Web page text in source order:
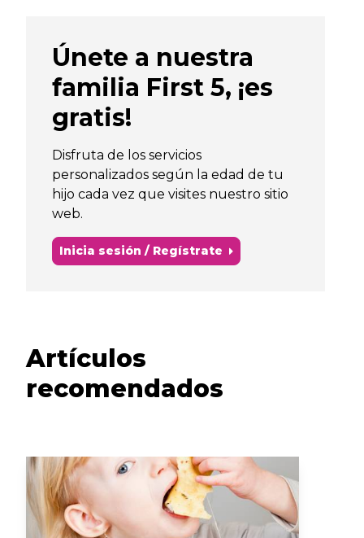
Únete a nuestra
familia First 5, ¡es
gratis!
Disfruta de los servicios
personalizados según la edad de tu
hijo cada vez que visites nuestro sitio
web.
Inicia sesión / Regístrate
Artículos
recomendados